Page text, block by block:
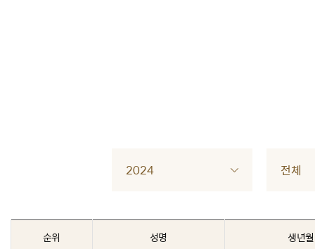
2024 전체
순위 성명 생년월